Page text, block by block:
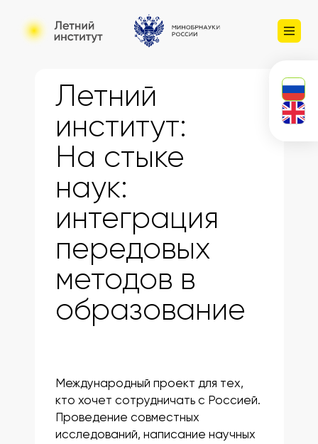
Летний
институт:
На стыке
наук:
интеграция
передовых
методов в
образование
Международный проект для тех,
кто хочет сотрудничать с Россией.
Проведение совместных
исследований, написание научных